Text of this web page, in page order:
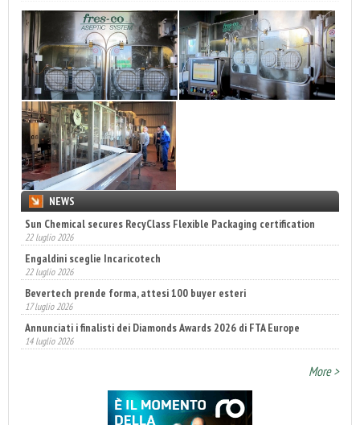
NEWS
Sun Chemical secures RecyClass Flexible Packaging certification
22 luglio 2026
Engaldini sceglie Incaricotech
22 luglio 2026
Bevertech prende forma, attesi 100 buyer esteri
17 luglio 2026
Annunciati i finalisti dei Diamonds Awards 2026 di FTA Europe
14 luglio 2026
More >